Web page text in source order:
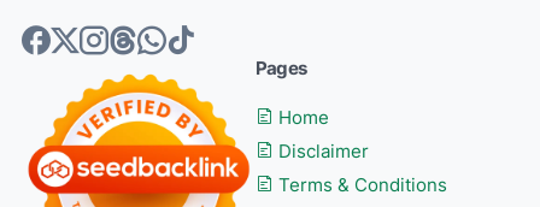
Pages
Home
Disclaimer
Terms & Conditions